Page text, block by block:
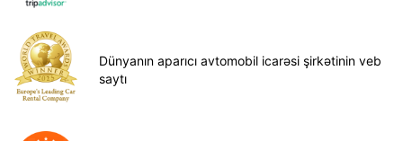
Dünyanın aparıcı avtomobil icarəsi şirkətinin veb
saytı